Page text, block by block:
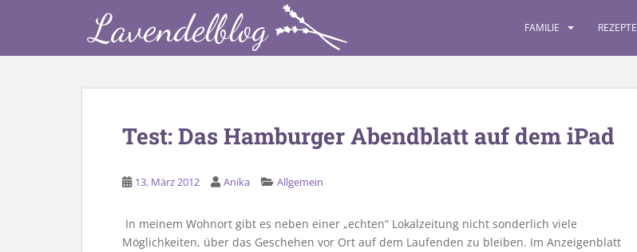
FAMILIE REZEPTE
Test: Das Hamburger Abendblatt auf dem iPad
13. März 2012 Anika Allgemein
In meinem Wohnort gibt es neben einer „echten“ Lokalzeitung nicht sonderlich viele
Möglichkeiten, über das Geschehen vor Ort auf dem Laufenden zu bleiben. Im Anzeigenblatt